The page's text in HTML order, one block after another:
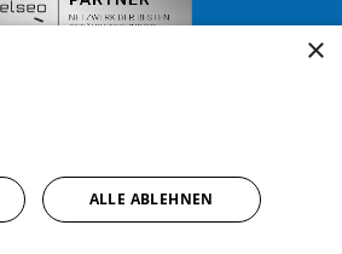
×
ALLE ABLEHNEN